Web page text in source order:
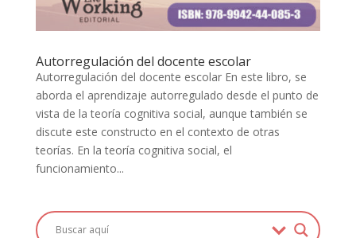
Autorregulación del docente escolar
Autorregulación del docente escolar En este libro, se
aborda el aprendizaje autorregulado desde el punto de
vista de la teoría cognitiva social, aunque también se
discute este constructo en el contexto de otras
teorías. En la teoría cognitiva social, el
funcionamiento...